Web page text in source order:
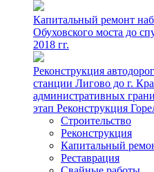
Капитальный ремонт
Обуховского моста до
2018 гг.
Реконструкция
станции Лигово до г.
административных
этап Реконструкция
Строительство
Реконструкция
Капитальный
Реставрация